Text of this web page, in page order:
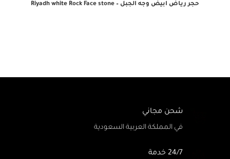
حجر رياض ابيض وجه الجبل – Riyadh white Rock Face stone
شحن مجاني
في المملكة العربية السعودية
24/7 خدمة